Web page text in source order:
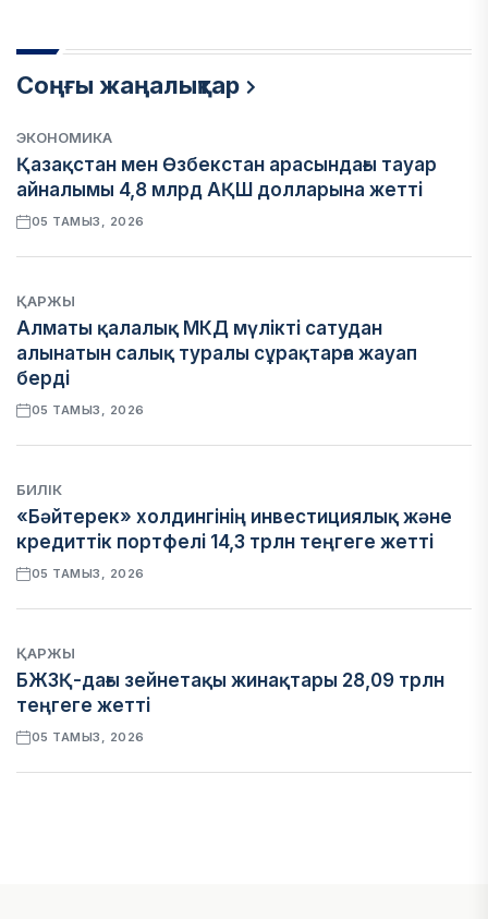
Соңғы жаңалықтар
ЭКОНОМИКА
Қазақстан мен Өзбекстан арасындағы тауар
айналымы 4,8 млрд АҚШ долларына жетті
05 ТАМЫЗ, 2026
ҚАРЖЫ
Алматы қалалық МКД мүлікті сатудан
алынатын салық туралы сұрақтарға жауап
берді
05 ТАМЫЗ, 2026
БИЛІК
«Бәйтерек» холдингінің инвестициялық және
кредиттік портфелі 14,3 трлн теңгеге жетті
05 ТАМЫЗ, 2026
ҚАРЖЫ
БЖЗҚ-дағы зейнетақы жинақтары 28,09 трлн
теңгеге жетті
05 ТАМЫЗ, 2026